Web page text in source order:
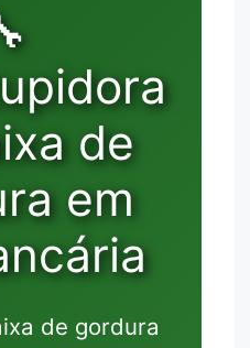
de
em
de gordura